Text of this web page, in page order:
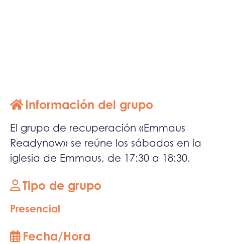
Información del grupo
El grupo de recuperación «Emmaus
Readynow» se reúne los sábados en la
iglesia de Emmaus, de 17:30 a 18:30.
Tipo de grupo
Presencial
Fecha/Hora